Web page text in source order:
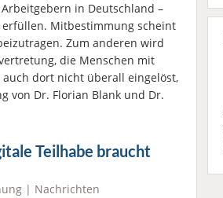
in Deutschland –
Mitbestimmung scheint
Zum anderen wird
die Menschen mit
dort nicht überall eingelöst,
von Dr. Florian Blank und Dr.
Teilhabe braucht
| Nachrichten